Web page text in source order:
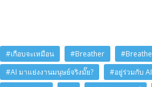
#เกือบจะเหมือน #Breather
#Breathe
#AI มาแย่งงานมนุษย์จริงมั๊ย?
#อยู่ร่วมกับ AI